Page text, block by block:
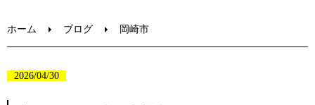
ホーム ブログ 岡崎市
2026/04/30